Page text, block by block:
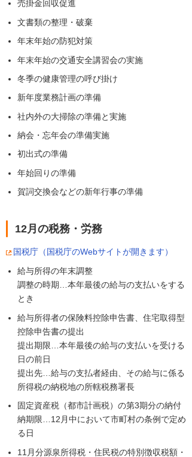
売掛金回収促進
文書類の整理・破棄
年末年始の防犯対策
年末年始の交通安全講習会の実施
冬季の健康管理の呼び掛け
新年度業務計画の準備
社内外の大掃除の準備と実施
納会・忘年会の準備実施
初出式の準備
年始回りの準備
賀詞交換会などの新年行事の準備
12月の税務・労務
国税庁（国税庁のWebサイトが開きます）
給与所得の年末調整
調整の時期…本年最後の給与の支払いをする
とき
給与所得者の保険料控除申告書、住宅取得型
控除申告書の提出
提出期限…本年最後の給与の支払いを受ける
日の前日
提出先…給与の支払者経由、その給与に係る
所得税の納税地の所轄税務署長
固定資産税（都市計画税）の第3期分の納付
納期限…12月中において市町村の条例で定め
る日
11月分源泉所得税・住民税の特別徴収税額・